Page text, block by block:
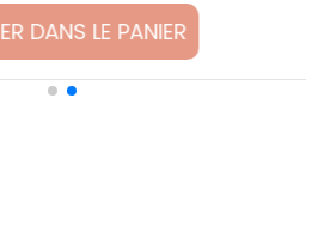
AJOUTER DANS LE PANIER